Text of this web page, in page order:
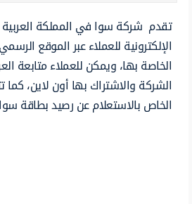
تقدم شركة سوا في المملكة
الإلكترونية للعملاء عبر الموقع
الخاصة بها، ويمكن للعملاء متابعة
الشركة والاشتراك بها أون لاين، كما
الخاص بالاستعلام عن رصيد بطاقة